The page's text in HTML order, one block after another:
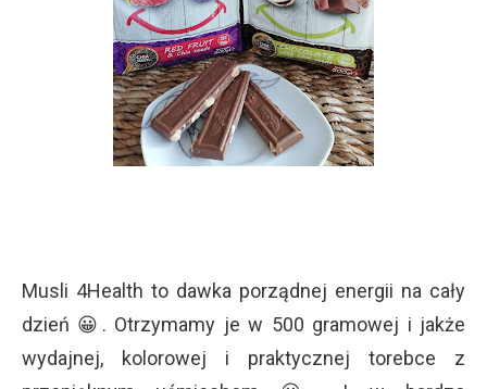
Musli 4Health to dawka porządnej energii na cały
dzień 😀. Otrzymamy je w 500 gramowej i jakże
wydajnej, kolorowej i praktycznej torebce z